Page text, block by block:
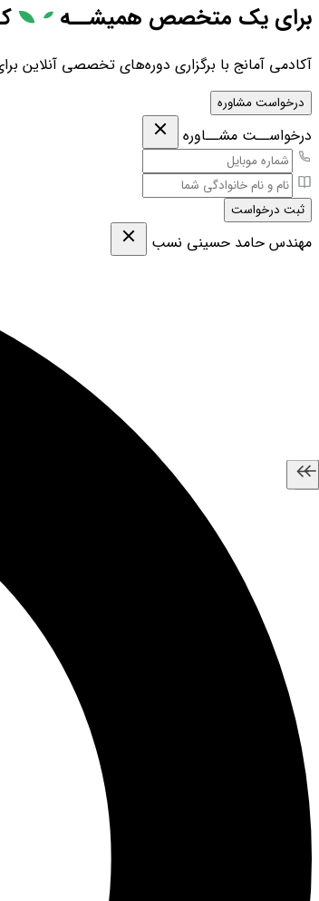
برای یک متخصص همیشــه
آکادمی آمانج با برگزاری دوره‌های تخصصی آنلاین
درخواست مشاوره
درخواســت مشــاوره
ثبت درخواست
مهندس حامد حسینی نسب